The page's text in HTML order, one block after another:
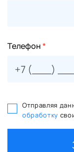
Телефон*
Отправляя
обработку